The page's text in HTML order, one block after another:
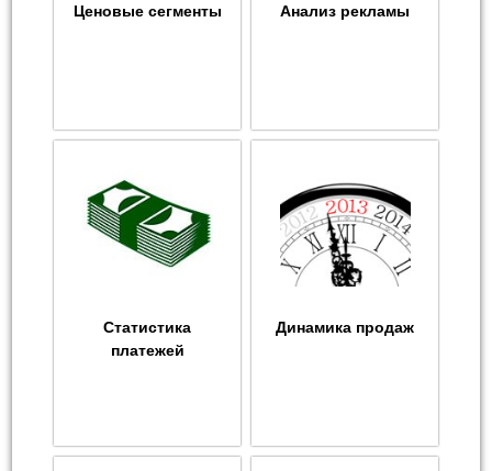
Ценовые сегменты Анализ рекламы
Статистика
платежей
Динамика продаж